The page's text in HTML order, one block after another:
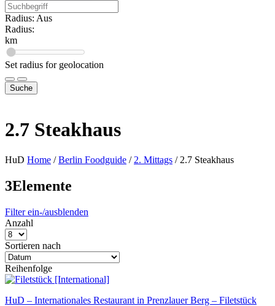
Radius: Aus
Radius:
km
Set radius for geolocation
Suche
2.7 Steakhaus
HuD Home / Berlin Foodguide / 2. Mittags / 2.7 Steakhaus
3Elemente
Filter ein-/ausblenden
Anzahl
Sortieren nach
Reihenfolge
HuD – Internationales Restaurant in Prenzlauer Berg – Filetstück